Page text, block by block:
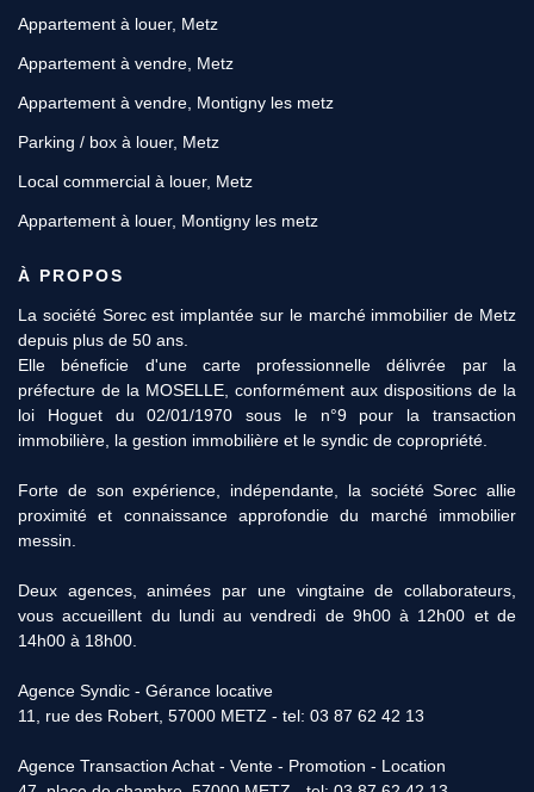
Appartement à louer, Metz
Appartement à vendre, Metz
Appartement à vendre, Montigny les metz
Parking / box à louer, Metz
Local commercial à louer, Metz
Appartement à louer, Montigny les metz
À PROPOS
La société Sorec est implantée sur le marché immobilier de Metz
depuis plus de 50 ans.
Elle béneficie d'une carte professionnelle délivrée par la
préfecture de la MOSELLE, conformément aux dispositions de la
loi Hoguet du 02/01/1970 sous le n°9 pour la transaction
immobilière, la gestion immobilière et le syndic de copropriété.
Forte de son expérience, indépendante, la société Sorec allie
proximité et connaissance approfondie du marché immobilier
messin.
Deux agences, animées par une vingtaine de collaborateurs,
vous accueillent du lundi au vendredi de 9h00 à 12h00 et de
14h00 à 18h00.
Agence Syndic - Gérance locative
11, rue des Robert, 57000 METZ - tel: 03 87 62 42 13
Agence Transaction Achat - Vente - Promotion - Location